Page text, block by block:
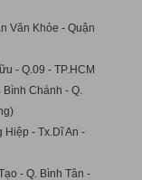
Văn Khỏe - Quận
- Q.09 - TP.HCM
Chánh - Q.
Hiệp - Tx.Dĩ An -
- Q. Bình Tân -